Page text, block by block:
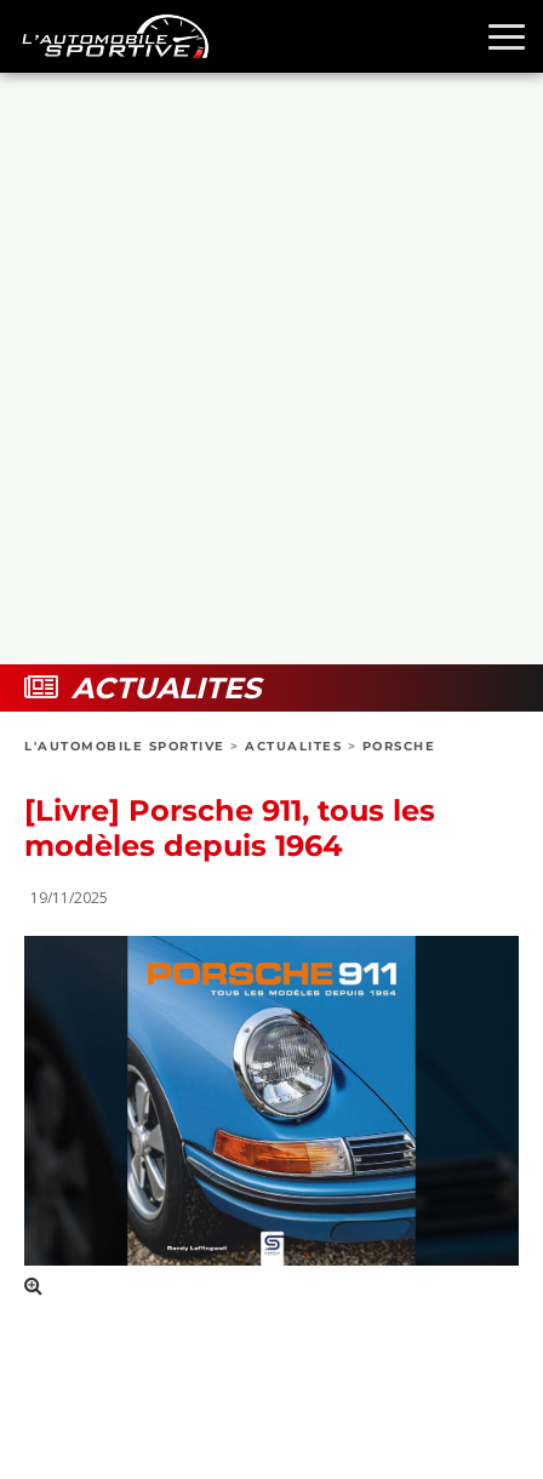
BOUTIQUE
ACTUALITES
L'AUTOMOBILE SPORTIVE > ACTUALITES > PORSCHE
[Livre] Porsche 911, tous les
modèles depuis 1964
19/11/2025